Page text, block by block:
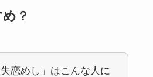
？
失恋めし」はこんな人に